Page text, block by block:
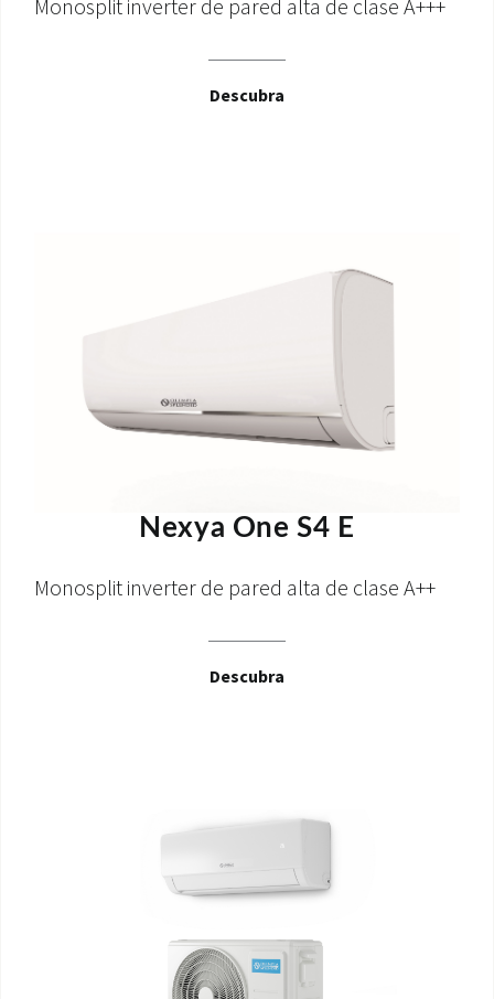
Monosplit inverter de pared alta de clase A+++
Descubra
Nexya One S4 E
Monosplit inverter de pared alta de clase A++
Descubra